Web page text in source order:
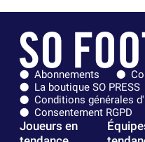
Abonnements
La boutique SO PRESS
Conditions générales
Consentement RGPD
Joueurs en